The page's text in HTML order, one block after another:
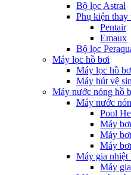
Bộ lọc Astral
Phụ kiện thay
Pentair
Emaux
Bộ lọc
Máy lọc hồ bơi
Máy lọc hồ
Máy hút vệ
Máy nước nóng hồ
Máy nước
Pool
Máy
Máy
Máy
Máy gia nhiệt
Máy